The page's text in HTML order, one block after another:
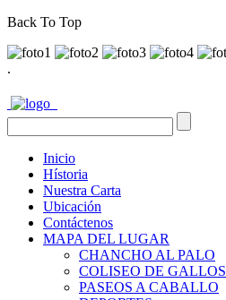
Back To Top
.
Inicio
Hístoria
Nuestra Carta
Ubicación
Contáctenos
MAPA DEL LUGAR
CHANCHO AL PALO
COLISEO DE GALLOS
PASEOS A CABALLO